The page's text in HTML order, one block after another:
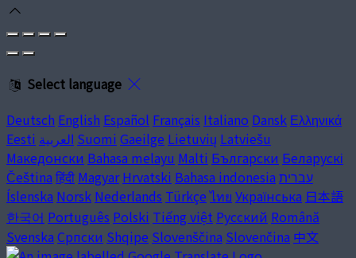
Select language
Deutsch English Español Français Italiano Dansk Ελληνικά
Eesti العربية Suomi Gaeilge Lietuvių Latviešu
Македонски Bahasa melayu Malti Български Беларускі
Čeština हिंदी Magyar Hrvatski Bahasa indonesia עברית
Íslenska Norsk Nederlands Türkçe ไทย Українська 日本語
한국어 Português Polski Tiếng việt Русский Română
Svenska Српски Shqipe Slovenščina Slovenčina 中文